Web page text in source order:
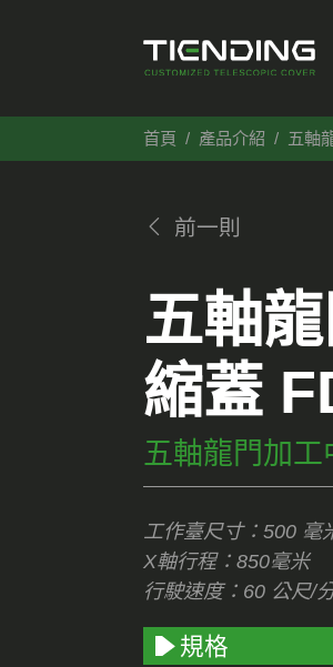
首頁 產品介紹 五軸
前一則
五軸
縮蓋
五軸龍門加
工作臺尺寸：500 毫
X軸行程：850毫米
行駛速度：60 公尺/
規格